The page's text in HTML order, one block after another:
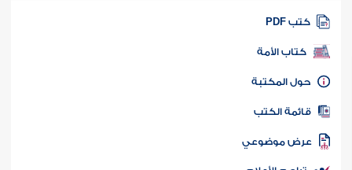
كتب PDF
كتاب الأمة
المكتبة
الكتب